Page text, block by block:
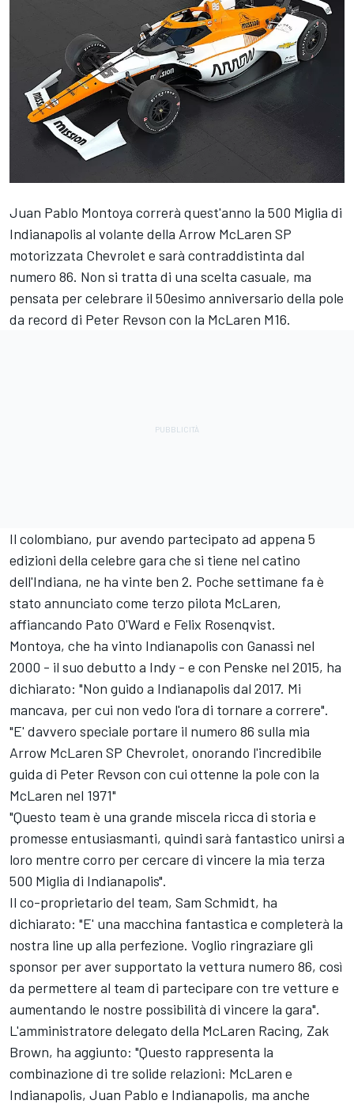
Juan Pablo Montoya correrà quest'anno la 500 Miglia di
Indianapolis al volante della Arrow McLaren SP
motorizzata Chevrolet e sarà contraddistinta dal
numero 86. Non si tratta di una scelta casuale, ma
pensata per celebrare il 50esimo anniversario della pole
da record di Peter Revson con la McLaren M16.
Il colombiano, pur avendo partecipato ad appena 5
edizioni della celebre gara che si tiene nel catino
dell'Indiana, ne ha vinte ben 2. Poche settimane fa è
stato annunciato come terzo pilota McLaren,
affiancando Pato O'Ward e Felix Rosenqvist.
Montoya, che ha vinto Indianapolis con Ganassi nel
2000 - il suo debutto a Indy - e con Penske nel 2015, ha
dichiarato: "Non guido a Indianapolis dal 2017. Mi
mancava, per cui non vedo l'ora di tornare a correre".
"E' davvero speciale portare il numero 86 sulla mia
Arrow McLaren SP Chevrolet, onorando l'incredibile
guida di Peter Revson con cui ottenne la pole con la
McLaren nel 1971"
"Questo team è una grande miscela ricca di storia e
promesse entusiasmanti, quindi sarà fantastico unirsi a
loro mentre corro per cercare di vincere la mia terza
500 Miglia di Indianapolis".
Il co-proprietario del team, Sam Schmidt, ha
dichiarato: "E' una macchina fantastica e completerà la
nostra line up alla perfezione. Voglio ringraziare gli
sponsor per aver supportato la vettura numero 86, così
da permettere al team di partecipare con tre vetture e
aumentando le nostre possibilità di vincere la gara".
L'amministratore delegato della McLaren Racing, Zak
Brown, ha aggiunto: "Questo rappresenta la
combinazione di tre solide relazioni: McLaren e
Indianapolis, Juan Pablo e Indianapolis, ma anche